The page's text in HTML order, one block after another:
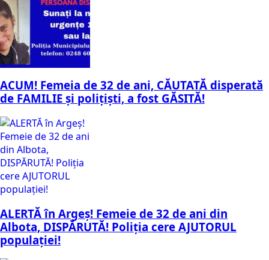
ACUM! Femeia de 32 de ani, CĂUTATĂ disperată
de FAMILIE și polițiști, a fost GĂSITĂ!
ALERTĂ în Argeș! Femeie de 32 de ani din
Albota, DISPĂRUTĂ! Poliția cere AJUTORUL
populației!